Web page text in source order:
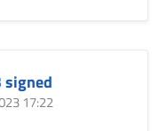
signed
17:22